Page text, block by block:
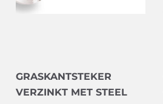
GRASKANTSTEKER
VERZINKT MET STEEL